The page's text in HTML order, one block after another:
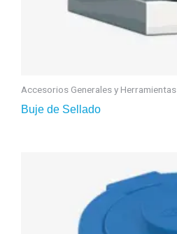
Accesorios Generales y Herramientas
Buje de Sellado